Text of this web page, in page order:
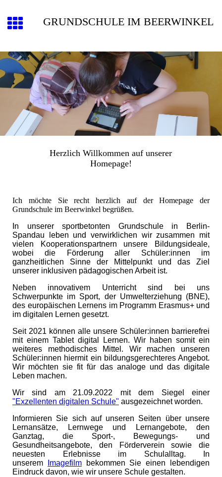
GRUNDSCHULE IM BEERWINKEL
Herzlich Willkommen auf unserer
Homepage!
Ich möchte Sie recht herzlich auf der Homepage der
Grundschule im Beerwinkel begrüßen.
In unserer sportbetonten Grundschule in Berlin-
Spandau leben und verwirklichen wir zusammen mit
vielen Kooperationspartnern unsere Bildungsideale,
wobei die Förderung aller Schüler:innen im
ganzheitlichen Sinne der Mittelpunkt und das Ziel
unserer inklusiven pädagogischen Arbeit ist.
Neben innovativem Unterricht sind bei uns
Schwerpunkte im Sport, der Umwelterziehung (BNE),
des europäischen Lernens im Programm Erasmus+ und
im digitalen Lernen gesetzt.
Seit 2021 können alle unsere Schüler:innen barrierefrei
mit einem Tablet digital Lernen. Wir haben somit ein
weiteres methodisches Mittel. Wir machen unseren
Schüler:innen hiermit ein bildungsgerechteres Angebot.
Wir möchten sie fit für das analoge und das digitale
Leben machen.
Wir sind am 21.09.2022 mit dem Siegel einer
"Exzellenten digitalen Schule" ausgezeichnet worden.
Informieren Sie sich auf unseren Seiten über unsere
Lernansätze, Lernwege und Lernangebote, den
Ganztag, die Sport-, Bewegungs- und
Gesundheitsangebote, den Förderverein sowie die
neuesten Erlebnisse im Schulalltag. In
unserem
Imagefilmbekommen Sie einen lebendigen
Eindruck davon, wie wir unsere Schule gestalten.